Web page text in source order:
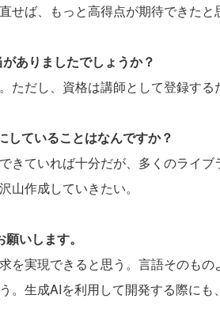
せば、もっと高得点が期待できたと
ありましたでしょうか？
ただし、資格は講師として登録する
ていることはなんですか？
きていれば十分だが、多くのライ
山作成していきたい。
いします。
を実現できると思う。言語そのも
。生成AIを利用して開発する際にも